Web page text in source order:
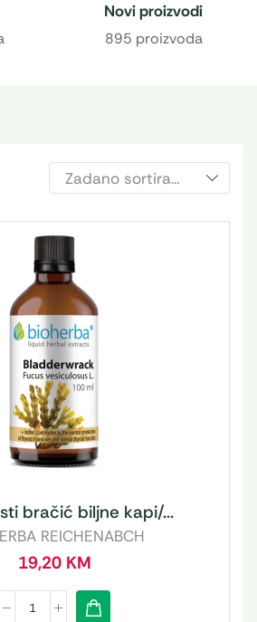
Novi proizvodi
895 proizvoda
bračić biljne kapi/...
REICHENABCH
19,20 KM